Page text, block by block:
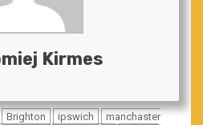
Kirmes
Brighton ipswich
manchaster